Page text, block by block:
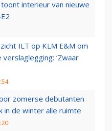
toont interieur van nieuwe
ILT op KLM E&M om
‘Zwaar
zomerse debutanten
in de winter alle ruimte